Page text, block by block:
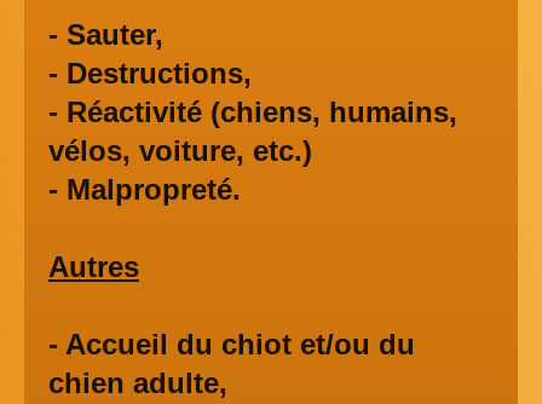
- Sauter,
- Destructions,
- Réactivité (chiens, humains,
vélos, voiture, etc.)
- Malpropreté.
Autres
- Accueil du chiot et/ou du
chien adulte,